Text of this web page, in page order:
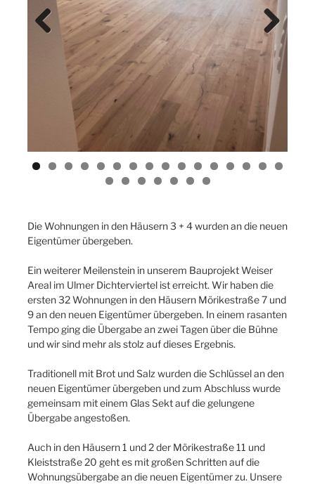
Next
Die Wohnungen in den Häusern 3 + 4 wurden an die neuen
Eigentümer übergeben.
Ein weiterer Meilenstein in unserem Bauprojekt Weiser
Areal im Ulmer Dichterviertel ist erreicht. Wir haben die
ersten 32 Wohnungen in den Häusern Mörikestraße 7 und
9 an den neuen Eigentümer übergeben. In einem rasanten
Tempo ging die Übergabe an zwei Tagen über die Bühne
und wir sind mehr als stolz auf dieses Ergebnis.
Traditionell mit Brot und Salz wurden die Schlüssel an den
neuen Eigentümer übergeben und zum Abschluss wurde
gemeinsam mit einem Glas Sekt auf die gelungene
Übergabe angestoßen.
Auch in den Häusern 1 und 2 der Mörikestraße 11 und
Kleiststraße 20 geht es mit großen Schritten auf die
Wohnungsübergabe an die neuen Eigentümer zu. Unsere